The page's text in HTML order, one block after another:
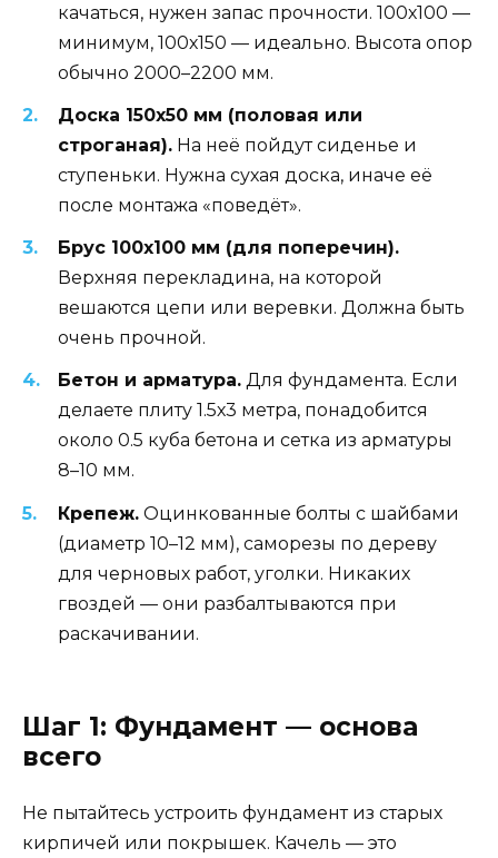
качаться, нужен запас прочности. 100х100 —
минимум, 100х150 — идеально. Высота опор
обычно 2000–2200 мм.
Доска 150х50 мм (половая или
строганая). На неё пойдут сиденье и
ступеньки. Нужна сухая доска, иначе её
после монтажа «поведёт».
Брус 100х100 мм (для поперечин).
Верхняя перекладина, на которой
вешаются цепи или веревки. Должна быть
очень прочной.
Бетон и арматура. Для фундамента. Если
делаете плиту 1.5х3 метра, понадобится
около 0.5 куба бетона и сетка из арматуры
8–10 мм.
Крепеж. Оцинкованные болты с шайбами
(диаметр 10–12 мм), саморезы по дереву
для черновых работ, уголки. Никаких
гвоздей — они разбалтываются при
раскачивании.
Шаг 1: Фундамент — основа
всего
Не пытайтесь устроить фундамент из старых
кирпичей или покрышек. Качель — это